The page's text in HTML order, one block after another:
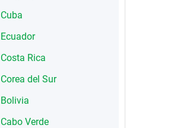
Cuba
Ecuador
Costa Rica
Corea del Sur
Bolivia
Cabo Verde